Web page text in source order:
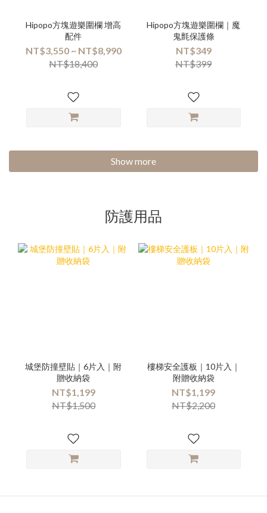
Hipopo方塊遊樂圍欄 增高
配件
NT$3,550 ~ NT$8,990
NT$18,400
Hipopo方塊遊樂圍欄｜魔
鬼氈保護條
NT$349
NT$399
Show more
防護用品
城堡防撞壁貼｜6片入｜附
贈收納袋
NT$1,199
NT$1,500
樓梯安全護板｜10片入｜
附贈收納袋
NT$1,199
NT$2,200